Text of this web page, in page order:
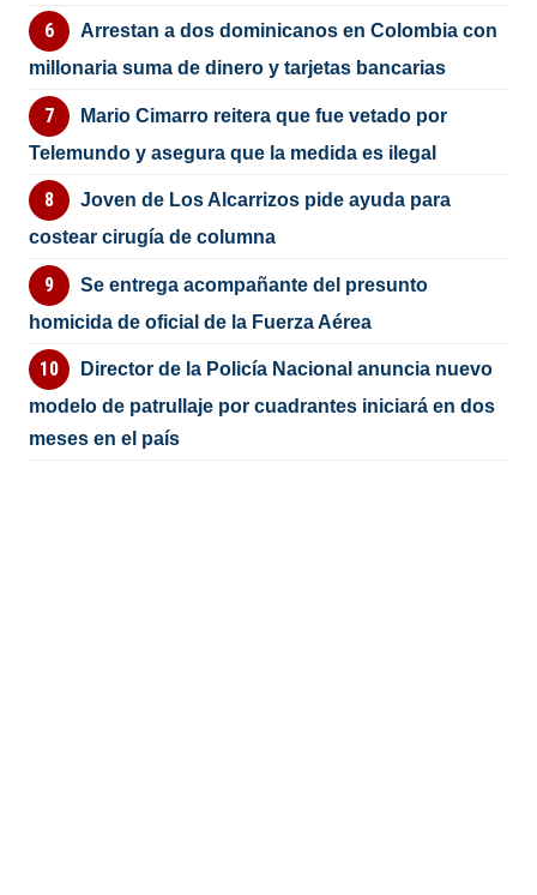
Arrestan a dos dominicanos en Colombia con
millonaria suma de dinero y tarjetas bancarias
Mario Cimarro reitera que fue vetado por
Telemundo y asegura que la medida es ilegal
Joven de Los Alcarrizos pide ayuda para
costear cirugía de columna
Se entrega acompañante del presunto
homicida de oficial de la Fuerza Aérea
Director de la Policía Nacional anuncia nuevo
modelo de patrullaje por cuadrantes iniciará en dos
meses en el país